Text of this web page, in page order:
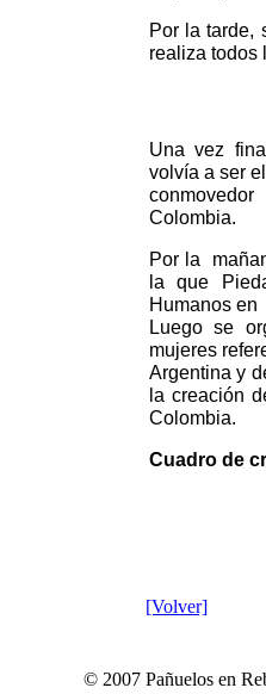
Por la tarde,
realiza todos
Una vez
volvía a ser
Colombia.
Por la
la que
Humanos
Luego se
mujeres
Argentina y
la creación
Colombia.
Cuadro de
[Volver]
© 2007 Pañuelos en